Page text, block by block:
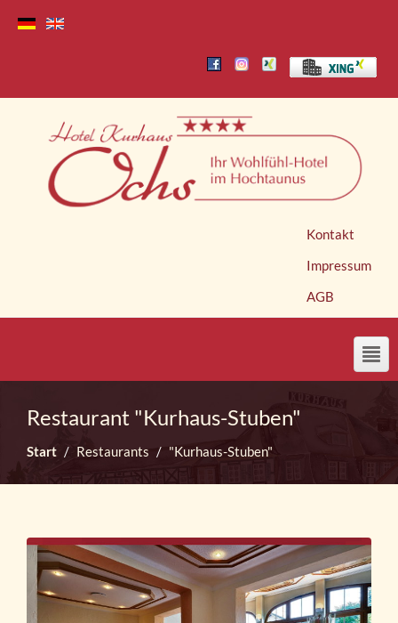
Kontakt
Impressum
AGB
Restaurant "Kurhaus-Stuben"
Start Restaurants "Kurhaus-Stuben"